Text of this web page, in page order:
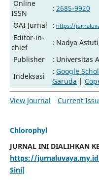
Online
ISSN
: 2685-9920
OAI Jurnal
: https://
Editor-in-
chief
: Nadya
Publisher
: Universitas
Indeksasi
: Google
Garuda |
View Journal Current
Chlorophyl
JURNAL INI DIALIHKAN
https://
Sini]